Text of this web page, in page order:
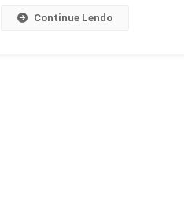
Continue Lendo